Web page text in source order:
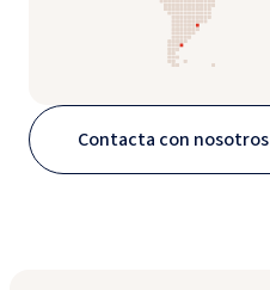
Contacta con nosotros